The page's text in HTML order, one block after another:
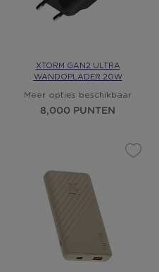
XTORM GAN2 ULTRA
WANDOPLADER 20W
Meer opties beschikbaar
8,000 PUNTEN